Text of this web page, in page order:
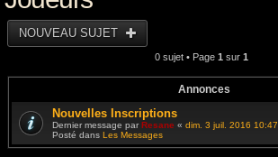
NOUVEAU SUJET
0 sujet • Page 1 sur 1
Annonces
Nouvelles Inscriptions
Dernier message parResane « dim. 3 juil. 2016 10:47
Posté dans Les Messages